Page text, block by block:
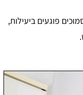
פוגעים ביעילות,